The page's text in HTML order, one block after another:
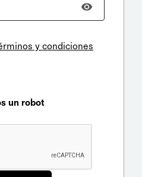
y condiciones
un robot